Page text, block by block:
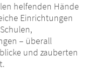
helfenden Hände
Einrichtungen
– überall
und zauberten